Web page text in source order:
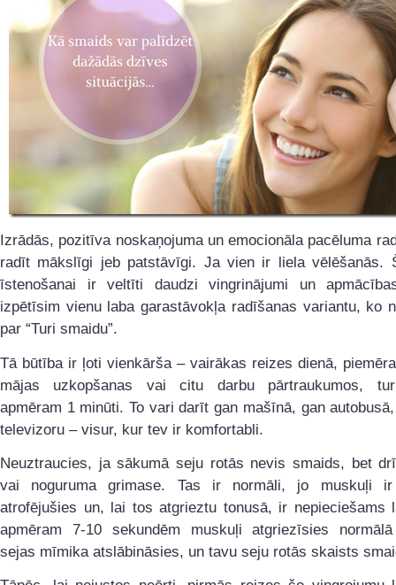
Izrādās, pozitīva noskaņojuma un emocionāla pacēluma
radīt mākslīgi jeb patstāvīgi. Ja vien ir liela vēlēšanās.
īstenošanai ir veltīti daudzi vingrinājumi un
izpētīsim vienu laba garastāvokļa radīšanas variantu, ko
par “Turi smaidu”.
Tā būtība ir ļoti vienkārša – vairākas reizes dienā,
mājas uzkopšanas vai citu darbu pārtraukumos,
apmēram 1 minūti. To vari darīt gan mašīnā, gan
televizoru – visur, kur tev ir komfortabli.
Neuztraucies, ja sākumā seju rotās nevis smaids, bet
vai noguruma grimase. Tas ir normāli, jo muskuļi ir
atrofējušies un, lai tos atgrieztu tonusā, ir nepieciešams
apmēram 7-10 sekundēm muskuļi atgriezīsies
sejas mīmika atslābināsies, un tavu seju rotās skaists